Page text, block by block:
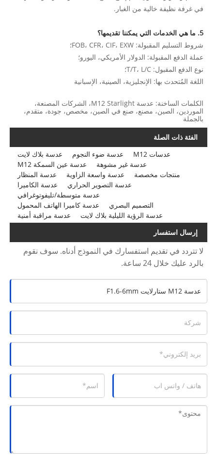
في غرفة نظيفة خالية من الغبار.
5. ما هي الخدمات التي يمكننا تقديمها؟
شروط التسليم المقبولة: FOB، CFR، CIF، EXW؛
عملة الدفع المقبولة: الدولار الأمريكي، اليورو؛
نوع الدفع المقبول: T/T، L/C؛
اللغة المُتحدث بها: الإنجليزية، الصينية، الإسبانية
الكلمات الساخنة: عدسة M12 Starlight، الشركات المصنعة،
الموردين، الصين، مصنع، صنع في الصين، مخصص، جودة، متقدم،
بالجملة
الفئة ذات الصلة
عدسة بلاك لايت
عدسة ضوء النجوم
عدسات M12
عدسة عين السمكة M12
عدسة غير مشوهة
عدسة المنظار
عدسة واسعة الزاوية
منتجات مخصصة
عدسة الكاميرا
عدسة التصوير الحراري
عدسة متوسطة/تليفوتوغرافي
عدسة كاميرا الهاتف المحمول
التصميم البصري
عدسة مراقبة أمنية
عدسة الرؤية الليلية بلاك لايت
إرسال استفسار
لا تتردد في تقديم استفسارك في النموذج أدناه. سوف نقوم
بالرد عليك خلال 24 ساعة.